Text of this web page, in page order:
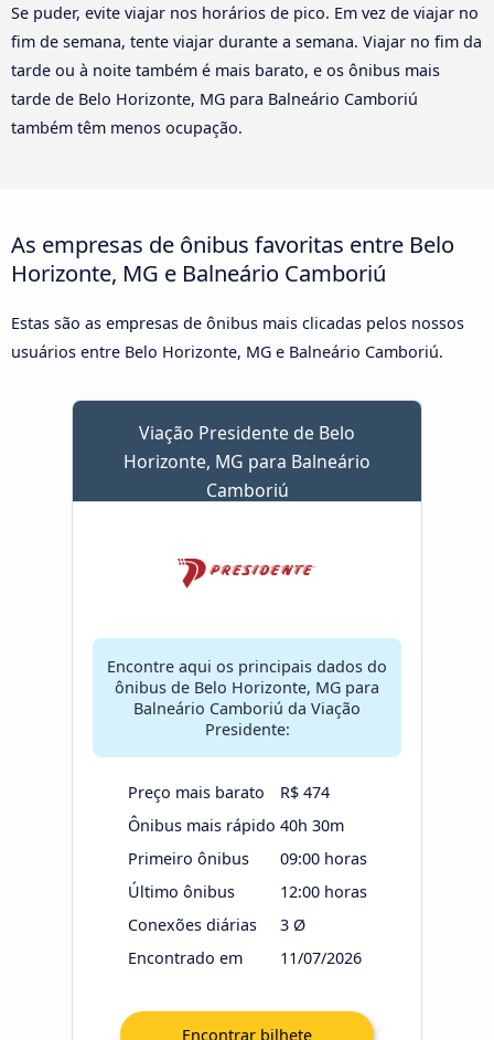
Se puder, evite viajar nos horários de pico. Em vez de viajar no
fim de semana, tente viajar durante a semana. Viajar no fim da
tarde ou à noite também é mais barato, e os ônibus mais
tarde de Belo Horizonte, MG para Balneário Camboriú
também têm menos ocupação.
As empresas de ônibus favoritas entre Belo
Horizonte, MG e Balneário Camboriú
Estas são as empresas de ônibus mais clicadas pelos nossos
usuários entre Belo Horizonte, MG e Balneário Camboriú.
Viação Presidente de Belo
Horizonte, MG para Balneário
Camboriú
Encontre aqui os principais dados do
ônibus de Belo Horizonte, MG para
Balneário Camboriú da Viação
Presidente:
Preço mais barato
R$ 474
Ônibus mais rápido 40h 30m
Primeiro ônibus
09:00 horas
Último ônibus
12:00 horas
Conexões diárias
3 Ø
Encontrado em
11/07/2026